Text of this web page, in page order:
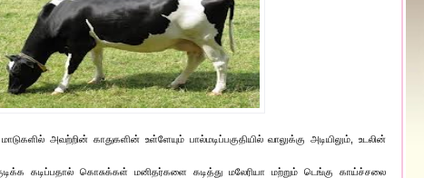
அவற்றின் காதுகளின் உள்ளேயும் பால்மடிப்பகுதியில் வாலுக்கு அடியிலும், உடலின்
கடிப்பதால் கொசுக்கள் மனிதர்களை கடித்து மலேரியா மற்றும் டெங்கு காய்ச்சலை